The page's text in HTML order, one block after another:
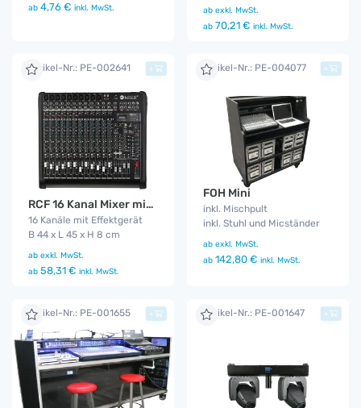
ab 4,76 € inkl. MwSt. ab exkl. MwSt.
ab 70,21 € inkl. MwSt.
Artikel-Nr.: PE-002641
RCF 16 Kanal Mixer mit MP3 Player
16 Kanäle mit Effektgerät
B 44 x L 45 x H 8 cm
ab exkl. MwSt.
ab 58,31 € inkl. MwSt.
+ Artikel-Nr.: PE-004077
FOH Mini
inkl. Mischpult
inkl. Stuhl und Micständer
ab exkl. MwSt.
ab 142,80 € inkl. MwSt.
+
Artikel-Nr.: PE-001655 + Artikel-Nr.: PE-001647 +